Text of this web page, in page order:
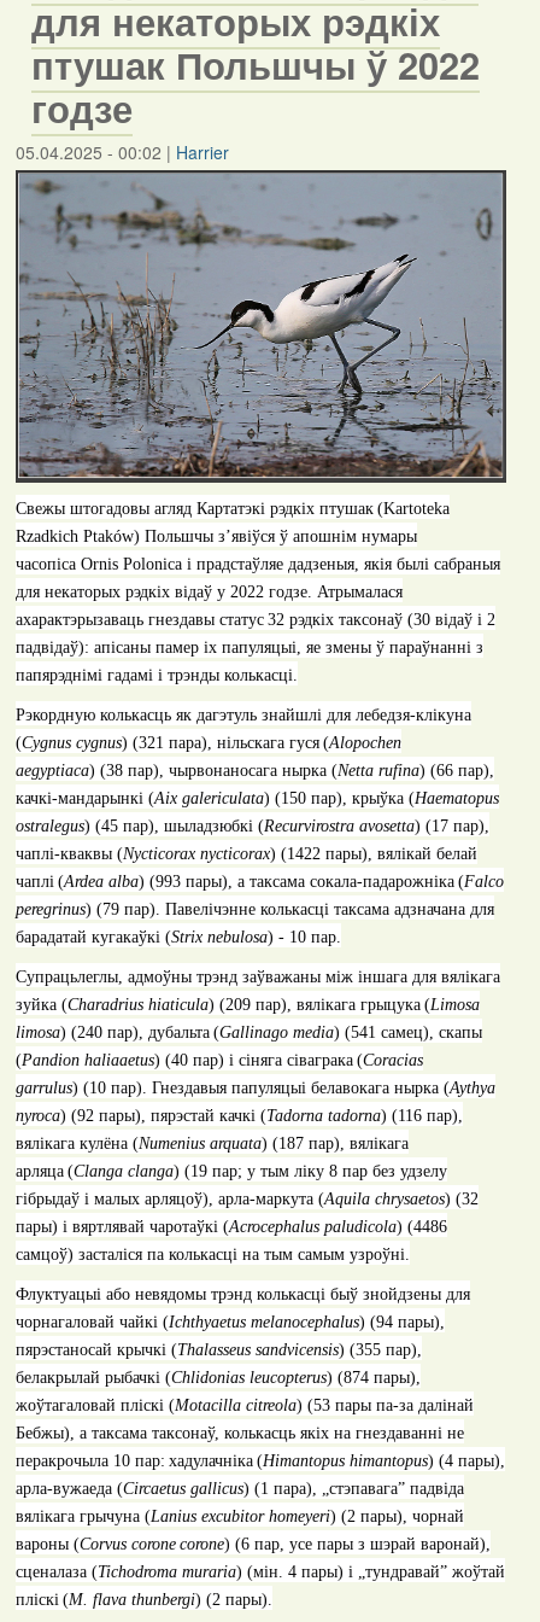
для некаторых рэдкіх
птушак Польшчы ў 2022
годзе
05.04.2025 - 00:02 | Harrier
Свежы штогадовы агляд Картатэкі рэдкіх птушак (Kartoteka
Rzadkich Ptaków) Польшчы з’явіўся ў апошнім нумары
часопісаOrnis Polonica і прадстаўляе дадзеныя, якія былі сабраныя
для некаторых рэдкіх відаў у 2022 годзе. Атрымалася
ахарактэрызаваць гнездавы статус 32 рэдкіх таксонаў (30 відаў і 2
падвідаў): апісаны памер іх папуляцыі, яе змены ў параўнанні з
папярэднімі гадамі і трэнды колькасці.
Рэкордную колькасць як дагэтуль знайшлі для лебедзя-клікуна
(Cygnus cygnus) (321 пара), нільскага гуся (Alopochen
aegyptiaca) (38 пар), чырвонаносага нырка (Netta rufina) (66 пар),
качкі-мандарынкі (Aix galericulata) (150 пар), крыўка (Haematopus
ostralegus) (45 пар), шыладзюбкі(Recurvirostra avosetta) (17 пар),
чаплі-кваквы (Nycticorax nycticorax) (1422 пары), вялікай белай
чаплі (Ardea alba) (993 пары), а таксама сокала-падарожніка (Falco
peregrinus) (79 пар). Павелічэнне колькасці таксама адзначана для
барадатай кугакаўкі (Strix nebulosa) - 10 пар.
Супрацьлеглы, адмоўны трэнд заўважаны між іншага для вялікага
зуйка (Charadrius hiaticula) (209 пар), вялікага грыцука (Limosa
limosa) (240 пар), дубальта (Gallinago media) (541 самец), скапы
(Pandion haliaaetus) (40 пар) i сіняга сіваграка (Coracias
garrulus) (10 паp). Гнездавыя папуляцыі белавокага нырка (Aythya
nyroca) (92 пары), пярэстай качкі (Tadorna tadorna) (116 пар),
вялікага кулёна (Numenius arquata) (187 пар), вялікага
арляца (Clanga clanga) (19 пар; у тым ліку 8 пар без удзелу
гібрыдаў і малых арляцоў), арла-маркута (Aquila chrysaetos) (32
пары) i вяртлявай чаротаўкі (Acrocephalus paludicola) (4486
самцоў) засталіся па колькасці на тым самым узроўні.
Флуктуацыі або невядомы трэнд колькасці быў знойдзены для
чорнагаловай чайкі (Ichthyaetus melanocephalus) (94 пары),
пярэстаносай крычкі (Thalasseus sandvicensis) (355 пар),
белакрылай рыбачкі (Chlidonias leucopterus) (874 пары),
жоўтагаловай пліскі (Motacilla citreola) (53 пары па-за далінай
Бебжы), а таксама таксонаў, колькасць якіх на гнездаванні не
перакрочыла 10 пар: хадулачніка (Himantopus himantopus) (4 пары),
арла-вужаеда (Circaetus gallicus) (1 пара), „стэпавага” падвіда
вялікага грычуна (Lanius excubitor homeyeri) (2 пары), чорнай
вароны (Corvus corone corone) (6 пар, усе пары з шэрай варонай),
сценалаза (Tichodroma muraria) (мін. 4 пары) i „тундравай” жоўтай
пліскі (M. flava thunbergi) (2 пары).